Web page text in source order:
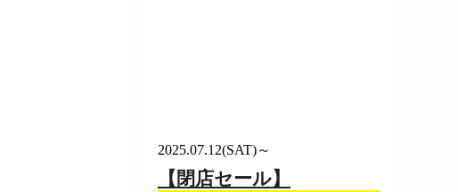
2025.07.12(SAT)～
【閉店セール】